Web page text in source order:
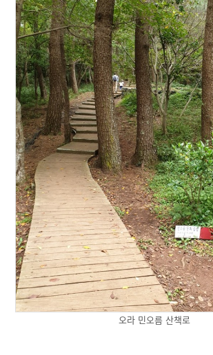
오라 민오름 산책로